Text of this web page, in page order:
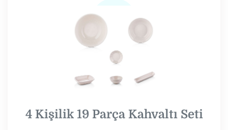
4 Kişilik 19 Parça Kahvaltı Seti